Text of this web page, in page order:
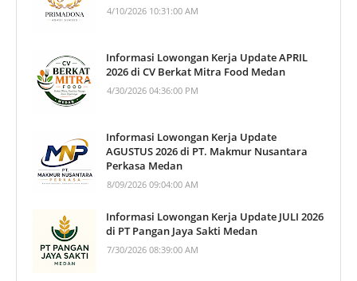
4/10/2026 10:31:00 AM
Informasi Lowongan Kerja Update APRIL
2026 di CV Berkat Mitra Food Medan
4/30/2026 04:36:00 PM
Informasi Lowongan Kerja Update
AGUSTUS 2026 di PT. Makmur Nusantara
Perkasa Medan
8/09/2026 09:04:00 AM
Informasi Lowongan Kerja Update JULI 2026
di PT Pangan Jaya Sakti Medan
7/30/2026 08:39:00 AM